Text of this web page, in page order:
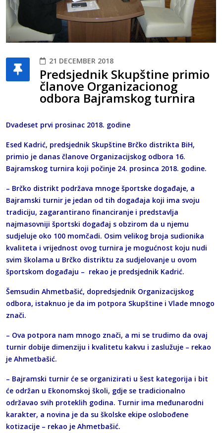
21 DECEMBER 2018
Predsjednik Skupštine primio
članove Organizacionog
odbora Bajramskog turnira
Dvadeset prvi prosinac 2018. godine
Esed Kadrić, predsjednik Skupštine Brčko distrikta BiH,
primio je danas članove Organizacijskog odbora 16.
Bajramskog turnira koji počinje 24. prosinca 2018. godine.
– Brčko distrikt podržava mnoge športske događaje, a
Bajramski turnir je jedan od tih događaja koji ima svoju
tradiciju, zagarantirano financiranje i predstavlja
najmasovniji športski događaj s obzirom da u njemu
sudjeluje oko 100 momčadi. Osim velikog broja sudionika
kvaliteta i vrijednost ovog turnira je mogućnost koju nudi
svim školama u Brčko distriktu za sudjelovanje u ovom
športskom događaju – rekao je predsjednik Kadrić.
Šemsudin Ahmetbašić, dopredsjednik Organizacijskog
odbora, istaknuo je da im potpora Skupštine i Vlade mnogo
znači.
– Ova potpora nam mnogo znači, a mi se trudimo da ovaj
turnir dobije dimenziju i kvalitetu kakvu i zaslužuje – rekao
je Ahmetbašić.
– Bajramski turnir će se organizirati u šest kategorija i bit
će održan u Ekonomskoj školi, gdje se tradicionalno
održavao svih proteklih godina. Turnir ima međunarodni
karakter, a novina je da su školske ekipe oslobođene
kotizacije – rekao je Ahmetbašić.